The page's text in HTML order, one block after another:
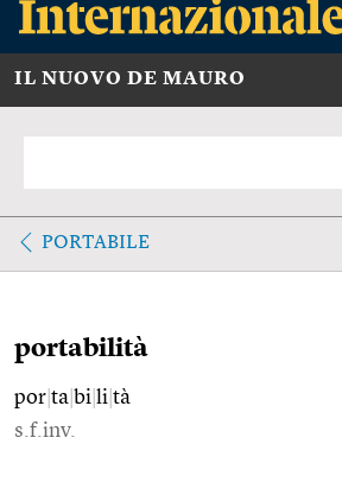
IL NUOVO DE MAURO
PORTABILE
portabilità
por ta bi li tà
s.f.inv.